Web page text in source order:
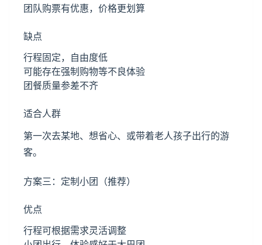
团队购票有优惠，价格更划算
缺点
行程固定，自由度低
可能存在强制购物等不良体验
团餐质量参差不齐
适合人群
第一次去某地、想省心、或带着老人孩子出行的游
客。
方案三：定制小团（推荐）
优点
行程可根据需求灵活调整